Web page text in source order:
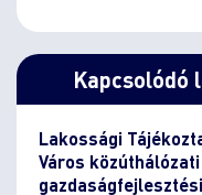
Lakossági
Város